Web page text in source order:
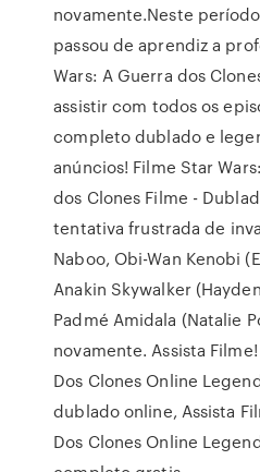
novamente.Neste
passou de aprendiz a
Wars: A Guerra dos
assistir com todos os
completo dublado e
anúncios! Filme Star
dos Clones Filme -
tentativa frustrada de
Naboo, Obi-Wan Kenobi
Anakin Skywalker
Padmé Amidala (Natalie
novamente. Assista
Dos Clones Online
dublado online, Assista
Dos Clones Online